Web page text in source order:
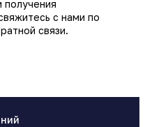
получения
с нами по
связи.